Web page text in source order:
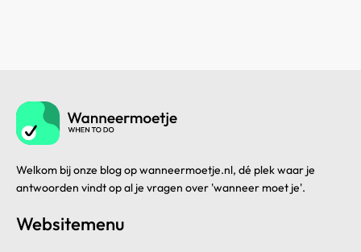
Welkom bij onze blog op wanneermoetje.nl, dé plek waar je
antwoorden vindt op al je vragen over 'wanneer moet je'.
Websitemenu